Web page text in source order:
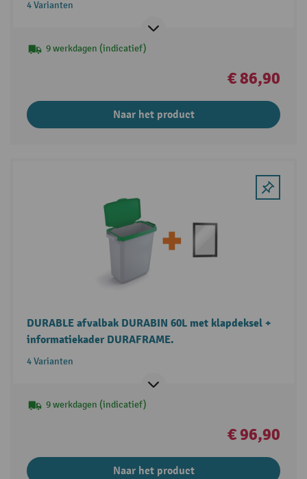
4 Varianten
9 werkdagen (indicatief)
€ 86,90
Naar het product
DURABLE afvalbak DURABIN 60L met klapdeksel +
informatiekader DURAFRAME.
4 Varianten
9 werkdagen (indicatief)
€ 96,90
Naar het product